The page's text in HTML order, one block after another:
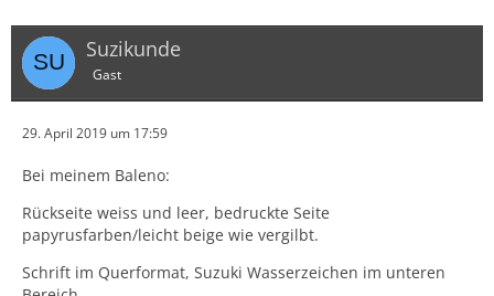
Suzikunde
Gast
29. April 2019 um 17:59
Bei meinem Baleno:
Rückseite weiss und leer, bedruckte Seite
papyrusfarben/leicht beige wie vergilbt.
Schrift im Querformat, Suzuki Wasserzeichen im unteren